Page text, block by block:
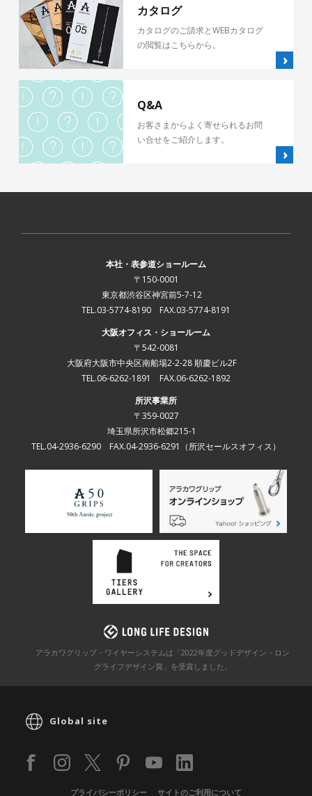
カタログ
カタログのご請求とWEBカタログ
の閲覧はこちらから。
Q&A
お客さまからよく寄せられるお問
い合せをご紹介します。
本社・表参道ショールーム
〒150-0001
東京都渋谷区神宮前5-7-12
TEL.03-5774-8190 FAX.03-5774-8191
大阪オフィス・ショールーム
〒542-0081
大阪府大阪市中央区南船場2-2-28 順慶ビル2F
TEL.06-6262-1891 FAX.06-6262-1892
所沢事業所
〒359-0027
埼玉県所沢市松郷215-1
TEL.04-2936-6290 FAX.04-2936-6291 （所沢セールスオフィス）
アラカワグリップ・ワイヤーシステムは「2022年度グッドデザイン・ロン
グライフデザイン賞」を受賞しました。
Global site
プライバシーポリシー サイトのご利用について